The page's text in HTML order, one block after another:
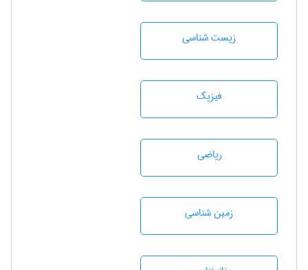
زيست شناسی
فیزیک
رياضی
زمين شناسی